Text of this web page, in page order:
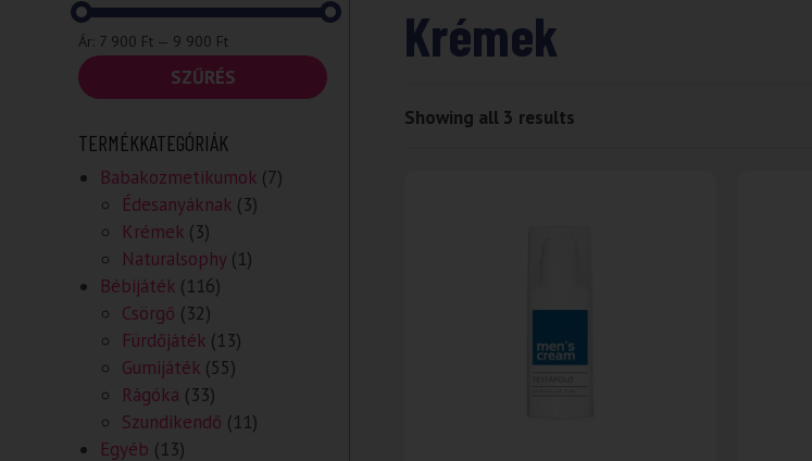
Min
ár
Max
ár
SZŰRÉS
Ár: 7 900 Ft — 9 900 Ft
TERMÉKKATEGÓRIÁK
Babakozmetikumok (7)
Édesanyáknak (3)
Krémek (3)
Naturalsophy (1)
Bébijáték (116)
Csörgő (32)
Fürdőjáték (13)
Gumijáték (55)
Rágóka (33)
Szundikendő (11)
Egyéb (13)
Krémek
Showing all 3 results